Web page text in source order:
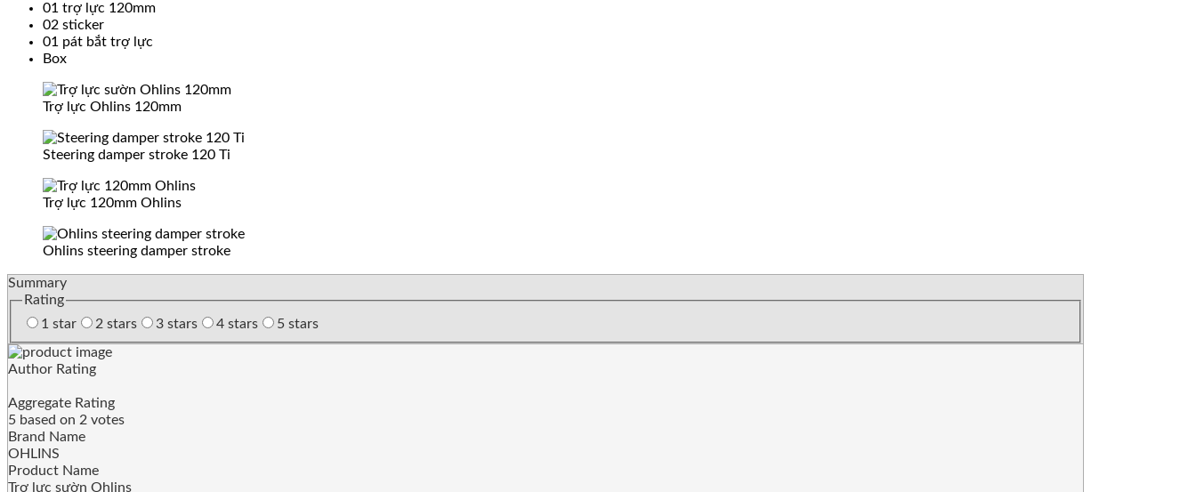
01 trợ lực 120mm
02 sticker
01 pát bắt trợ lực
Box
Trợ lực Ohlins 120mm
Steering damper stroke 120 Ti
Trợ lực 120mm Ohlins
Ohlins steering damper stroke
Summary
Rating
1 star
2 stars 3 stars 4 stars 5 stars
Author Rating
Aggregate Rating
5 based on 2 votes
Brand Name
OHLINS
Product Name
Trợ lực sườn Ohlins